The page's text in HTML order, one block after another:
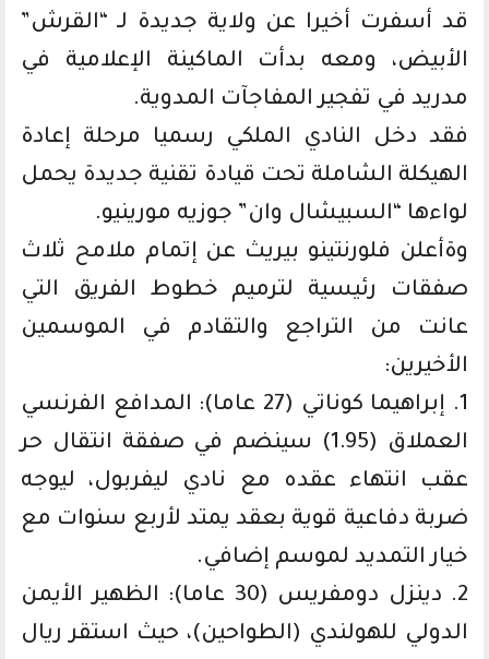
قد أسفرت أخيرا عن ولاية جديدة لـ “القرش”
الأبيض، ومعه بدأت الماكينة الإعلامية في
مدريد في تفجير المفاجآت المدوية.
فقد دخل النادي الملكي رسميا مرحلة إعادة
الهيكلة الشاملة تحت قيادة تقنية جديدة يحمل
لواءها “السبيشال وان” جوزيه مورينيو.
وةأعلن فلورنتينو بيريث عن إتمام ملامح ثلاث
صفقات رئيسية لترميم خطوط الفريق التي
عانت من التراجع والتقادم في الموسمين
الأخيرين:
1. إبراهيما كوناتي (27 عاما): المدافع الفرنسي
العملاق (1.95) سينضم في صفقة انتقال حر
عقب انتهاء عقده مع نادي ليفربول، ليوجه
ضربة دفاعية قوية بعقد يمتد لأربع سنوات مع
خيار التمديد لموسم إضافي.
2. دينزل دومفريس (30 عاما): الظهير الأيمن
الدولي للهولندي (الطواحين)، حيث استقر ريال